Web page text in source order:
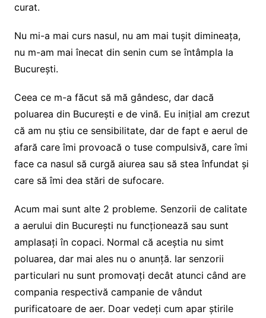
curat.
Nu mi-a mai curs nasul, nu am mai tușit dimineața,
nu m-am mai înecat din senin cum se întâmpla la
București.
Ceea ce m-a făcut să mă gândesc, dar dacă
poluarea din București e de vină. Eu inițial am crezut
că am nu știu ce sensibilitate, dar de fapt e aerul de
afară care îmi provoacă o tuse compulsivă, care îmi
face ca nasul să curgă aiurea sau să stea înfundat și
care să îmi dea stări de sufocare.
Acum mai sunt alte 2 probleme. Senzorii de calitate
a aerului din București nu funcționează sau sunt
amplasați în copaci. Normal că aceștia nu simt
poluarea, dar mai ales nu o anunță. Iar senzorii
particulari nu sunt promovați decât atunci când are
compania respectivă campanie de vândut
purificatoare de aer. Doar vedeți cum apar știrile